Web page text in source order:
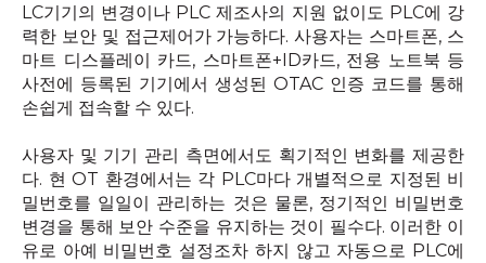
LC기기의 변경이나 PLC제조사의 지원 없이도 PLC에 강
력한 보안 및 접근제어가 가능하다.사용자는 스마트폰, 스
마트 디스플레이 카드, 스마트폰+ID카드, 전용 노트북 등
사전에 등록된 기기에서 생성된 OTAC 인증 코드를 통해
손쉽게 접속할 수 있다.
사용자 및 기기 관리 측면에서도 획기적인 변화를 제공한
다. 현 OT 환경에서는 각 PLC마다 개별적으로 지정된 비
밀번호를 일일이 관리하는 것은 물론, 정기적인 비밀번호
변경을 통해 보안 수준을 유지하는 것이 필수다. 이러한 이
유로 아예 비밀번호 설정조차 하지 않고 자동으로 PLC에